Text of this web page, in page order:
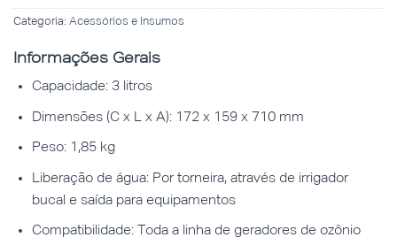
Categoria: Acessórios e Insumos
Informações Gerais
Capacidade: 3 litros
Dimensões (C x L x A): 172 x 159 x 710 mm
Peso: 1,85 kg
Liberação de água: Por torneira, através de irrigador
bucal e saída para equipamentos
Compatibilidade: Toda a linha de geradores de ozônio